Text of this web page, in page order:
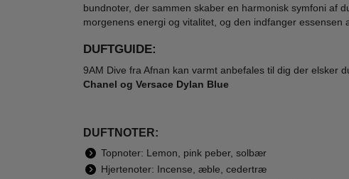
bundnoter, der sammen skaber en harmonisk symfoni af
morgenens energi og vitalitet, og den indfanger essensen
DUFTGUIDE:
9AM Dive fra Afnan kan varmt anbefales til dig der elsker
Chanel og Versace Dylan Blue
DUFTNOTER:
Topnoter: Lemon, pink peber, solbær
Hjertenoter: Incense, æble, cedertræ
9 PM Night Out
Extrait de Parfum -
550,00
395,00
ml - Edp
595,00
259,00